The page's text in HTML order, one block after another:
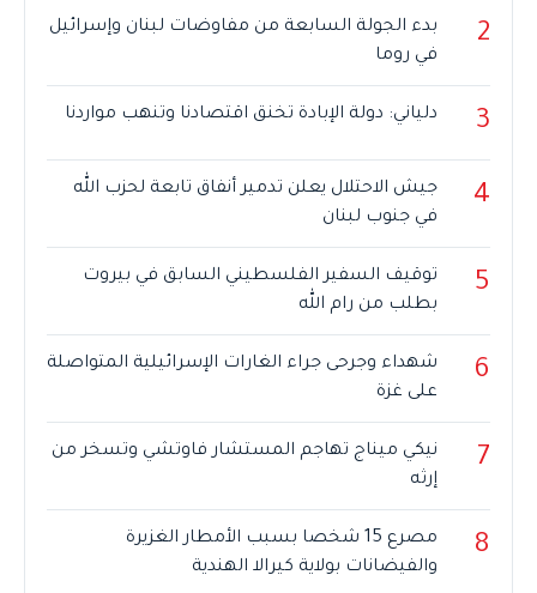
2
بدء الجولة السابعة من مفاوضات لبنان وإسرائيل
في روما
3 دلياني: دولة الإبادة تخنق اقتصادنا وتنهب مواردنا
4
جيش الاحتلال يعلن تدمير أنفاق تابعة لحزب الله
في جنوب لبنان
5
توقيف السفير الفلسطيني السابق في بيروت
بطلب من رام الله
6
شهداء وجرحى جراء الغارات الإسرائيلية المتواصلة
على غزة
7
نيكي ميناج تهاجم المستشار فاوتشي وتسخر من
إرثه
8
مصرع 15 شخصا بسبب الأمطار الغزيرة
والفيضانات بولاية كيرالا الهندية